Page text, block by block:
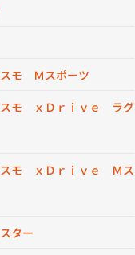
モ Ｍスポーツ
モ ｘＤｒｉｖｅ ラグ
モ ｘＤｒｉｖｅ Ｍス
ター